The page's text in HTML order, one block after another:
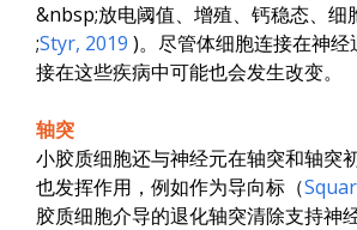
&nbsp;放电阈值、增殖、钙稳态、
;Styr, 2019 )。尽管体细胞连接在神经
接在这些疾病中可能也会发生改变。
轴突
小胶质细胞还与神经元在轴突和轴突
也发挥作用，例如作为导向标（
胶质细胞介导的退化轴突清除支持神